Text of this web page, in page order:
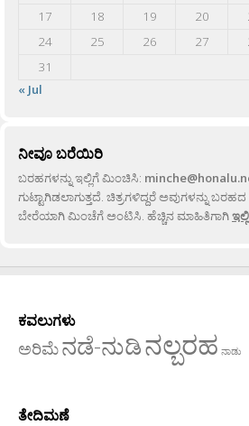
17
18 19 20
24
25 26 27
31
« Jul
ನೀವೂ ಬರೆಯಿರಿ
ಬರಹಗಳನ್ನು ಇಲ್ಲಿಗೆ ಮಿಂಚಿಸಿ:
ಗುಟ್ಟಾಗಿಡಲಾಗುತ್ತದೆ. ಚಿತ್ರಗಳಿದ್ದರೆ ಅವುಗಳನ್ನು
ಬೇರೆಯಾಗಿ ಮಿಂಚೆಗೆ ಅಂಟಿಸಿ. ಹೆಚ್ಚಿನ ಮಾಹಿತಿಗಾಗಿ
ಕವಲುಗಳು
ಅರಿಮೆನಡೆ-ನುಡಿನಲ್ಬರಹ ನಾಡು
ತೇದಿಮಣೆ